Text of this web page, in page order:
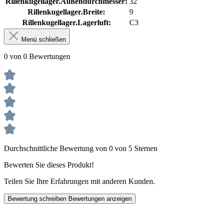
Rillenkugellager.Breite:
9
Rillenkugellager.Lagerluft:
C3
Menü schließen
0 von 0 Bewertungen
Durchschnittliche Bewertung von 0 von 5 Sternen
Bewerten Sie dieses Produkt!
Teilen Sie Ihre Erfahrungen mit anderen Kunden.
Bewertung schreiben Bewertungen anzeigen